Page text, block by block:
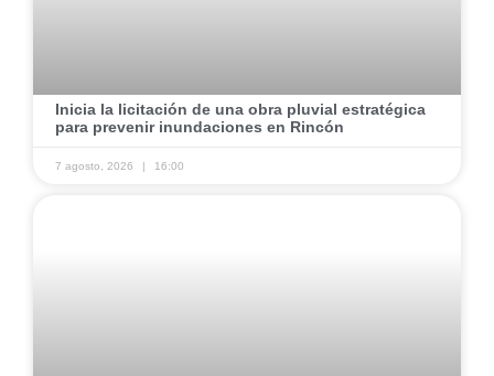
​Inicia la licitación de una obra pluvial estratégica
para prevenir inundaciones en Rincón ​
7 agosto, 2026 16:00